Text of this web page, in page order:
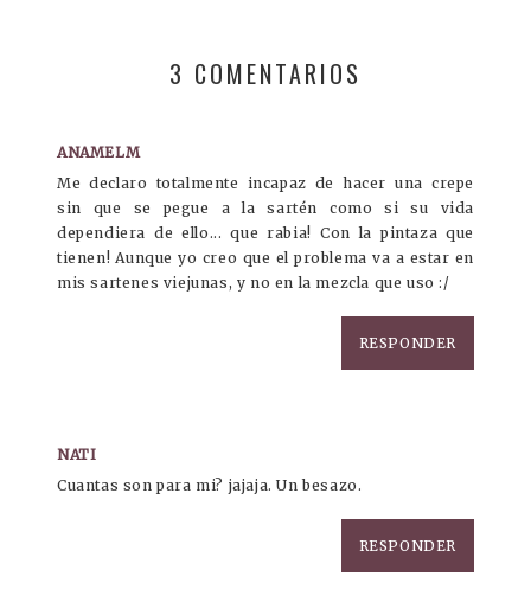
3 COMENTARIOS
ANAMELM
Me declaro totalmente incapaz de hacer una crepe
sin que se pegue a la sartén como si su vida
dependiera de ello... que rabia! Con la pintaza que
tienen! Aunque yo creo que el problema va a estar en
mis sartenes viejunas, y no en la mezcla que uso :/
RESPONDER
NATI
Cuantas son para mi? jajaja. Un besazo.
RESPONDER